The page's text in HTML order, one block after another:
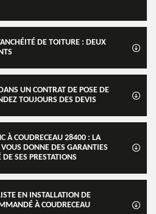
DE TOITURE : DEUX
UN CONTRAT DE POSE DE
TOUJOURS DES DEVIS
À COUDRECEAU 28400 : LA
DONNE DES GARANTIES
SES PRESTATIONS
EN INSTALLATION DE
À COUDRECEAU